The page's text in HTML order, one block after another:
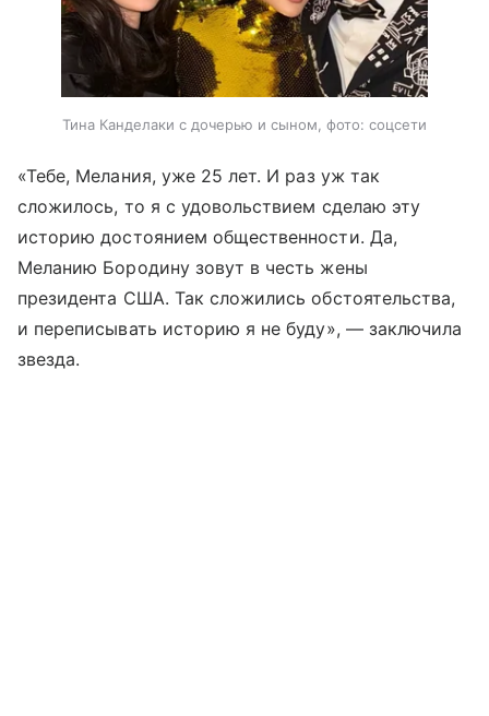
Тина Канделаки с дочерью и сыном, фото: соцсети
«Тебе, Мелания, уже 25 лет. И раз уж так
сложилось, то я с удовольствием сделаю эту
историю достоянием общественности. Да,
Меланию Бородину зовут в честь жены
президента США. Так сложились обстоятельства,
и переписывать историю я не буду», — заключила
звезда.